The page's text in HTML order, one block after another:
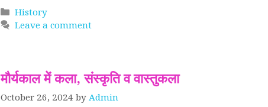
Categories
History
Leave a comment
मौर्यकाल में कला, संस्कृति व वास्तुकला
October 26, 2024 by Admin